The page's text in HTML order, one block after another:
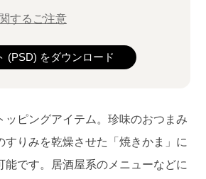
するご注意
(PSD) をダウンロード
ッピングアイテム。珍味のおつまみ
すりみを乾燥させた「焼きかま」に
能です。居酒屋系のメニューなどに